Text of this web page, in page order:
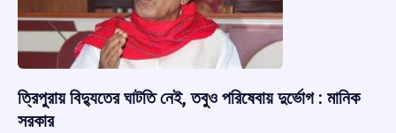
ত্রিপুরায় বিদ্যুতের ঘাটতি নেই, তবুও পরিষেবায় দুর্ভোগ : মানিক
সরকার